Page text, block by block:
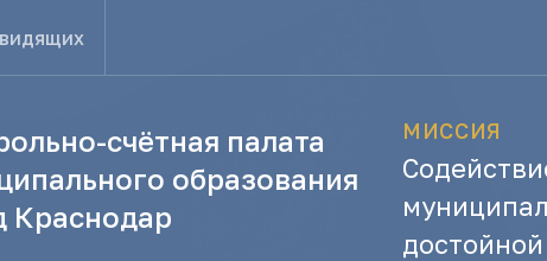
счётная палата
образования
Краснодар
МИССИЯ